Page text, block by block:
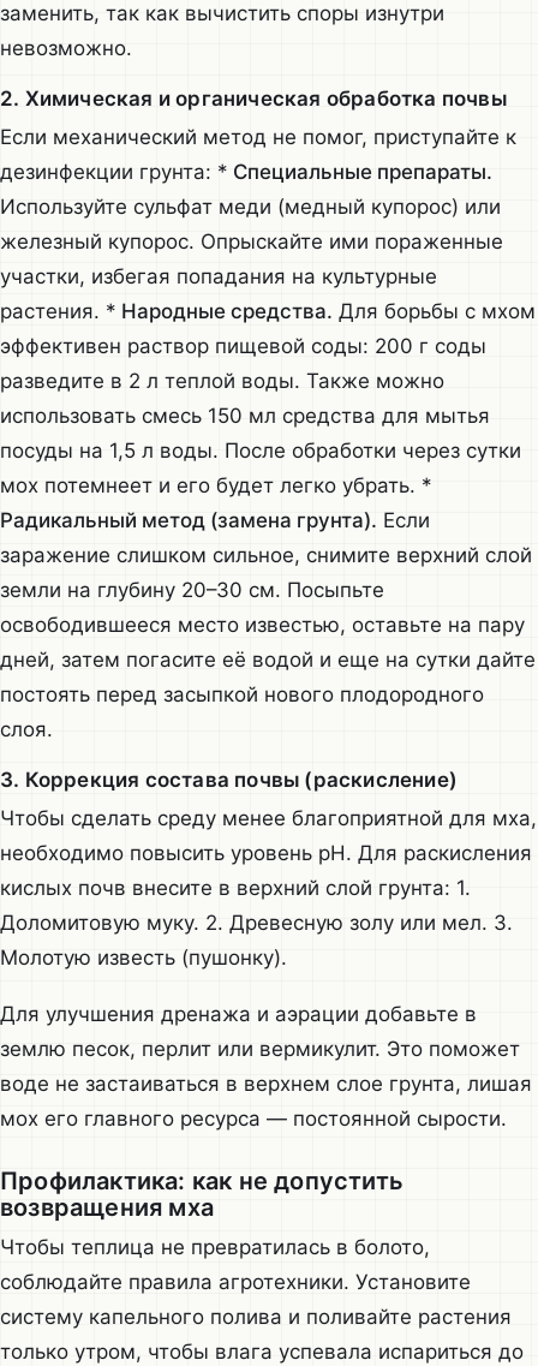
заменить, так как вычистить споры изнутри
невозможно.
2. Химическая и органическая обработка почвы
Если механический метод не помог, приступайте к
дезинфекции грунта: * Специальные препараты.
Используйте сульфат меди (медный купорос) или
железный купорос. Опрыскайте ими пораженные
участки, избегая попадания на культурные
растения. * Народные средства. Для борьбы с мхом
эффективен раствор пищевой соды: 200 г соды
разведите в 2 л теплой воды. Также можно
использовать смесь 150 мл средства для мытья
посуды на 1,5 л воды. После обработки через сутки
мох потемнеет и его будет легко убрать. *
Радикальный метод (замена грунта). Если
заражение слишком сильное, снимите верхний слой
земли на глубину 20–30 см. Посыпьте
освободившееся место известью, оставьте на пару
дней, затем погасите её водой и еще на сутки дайте
постоять перед засыпкой нового плодородного
слоя.
3. Коррекция состава почвы (раскисление)
Чтобы сделать среду менее благоприятной для мха,
необходимо повысить уровень pH. Для раскисления
кислых почв внесите в верхний слой грунта: 1.
Доломитовую муку. 2. Древесную золу или мел. 3.
Молотую известь (пушонку).
Для улучшения дренажа и аэрации добавьте в
землю песок, перлит или вермикулит. Это поможет
воде не застаиваться в верхнем слое грунта, лишая
мох его главного ресурса — постоянной сырости.
Профилактика: как не допустить
возвращения мха
Чтобы теплица не превратилась в болото,
соблюдайте правила агротехники. Установите
систему капельного полива и поливайте растения
только утром, чтобы влага успевала испариться до